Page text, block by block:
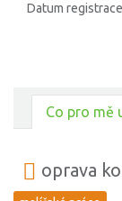
Datum
Co pro mě
oprava